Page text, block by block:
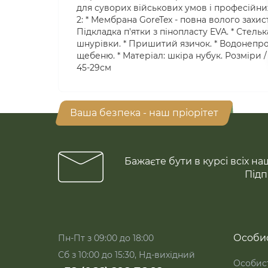
для суворих військових умов і
2: * Мембрана GoreTex - повна волого
Підкладка п'ятки з пінопласту EVA. *
шнурівки. * Пришитий язичок. *
щебеню. * Матеріал: шкіра нубук. Розміри
45-29см
Ваша безпека - наш пріорітет
Бажаєте бути в курсі всіх
Пн-Пт з 09:00 до 18:00
Сб з 10:00 до 15:30, Нд-вихідний